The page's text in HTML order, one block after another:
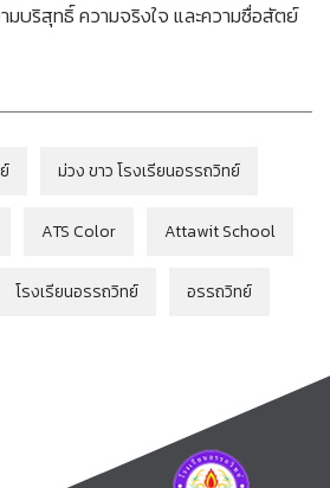
มบริสุทธิ์ ความจริงใจ และความซื่อสัตย์
ม่วง ขาว โรงเรียนอรรถวิทย์
ATS Color Attawit School
โรงเรียนอรรถวิทย์ อรรถวิทย์